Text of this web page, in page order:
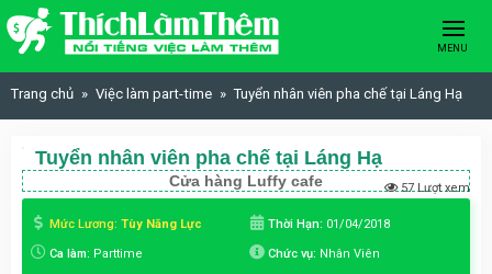
Skip to content
MENU
Trang chủ Việc làm part-time Tuyển nhân viên pha chế tại Láng Hạ
Tuyển nhân viên pha chế tại Láng Hạ
Cửa hàng Luffy cafe 57 Lượt xem
Mức Lương: Tùy Năng Lực Thời Hạn: 01/04/2018
Ca làm: Parttime Chức vụ: Nhân Viên